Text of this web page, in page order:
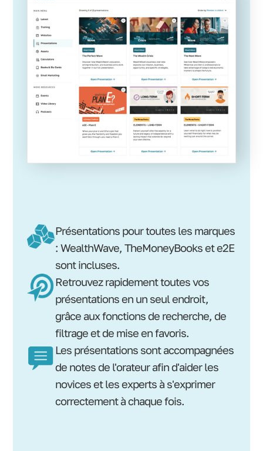
Présentations pour toutes les marques
: WealthWave, TheMoneyBooks et e2E
sont incluses.
Retrouvez rapidement toutes vos
présentations en un seul endroit,
grâce aux fonctions de recherche, de
filtrage et de mise en favoris.
Les présentations sont accompagnées
de notes de l'orateur afin d'aider les
novices et les experts à s'exprimer
correctement à chaque fois.